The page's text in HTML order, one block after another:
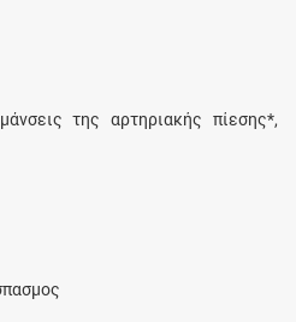
της αρτηριακής πίεσης*,